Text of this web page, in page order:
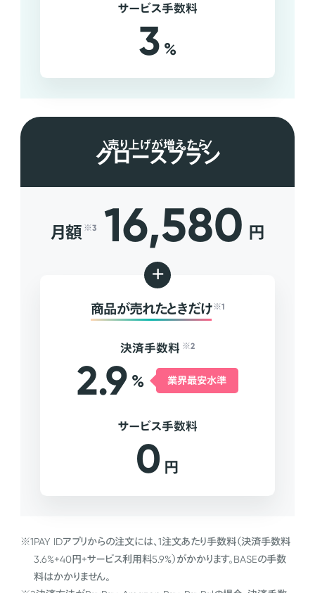
サービス手数料
3 %
売り上げが増えたら
グロースプラン
月額 ※3 16,580 円
+
商品が売れたときだけ ※1
決済手数料 ※2
2.9 % 業界最安水準
サービス手数料
0 円
※1PAY IDアプリからの注文には、1注文あたり手数料（決済手数料
3.6%+40円+サービス利用料5.9%）がかかります。BASEの手数
料はかかりません。